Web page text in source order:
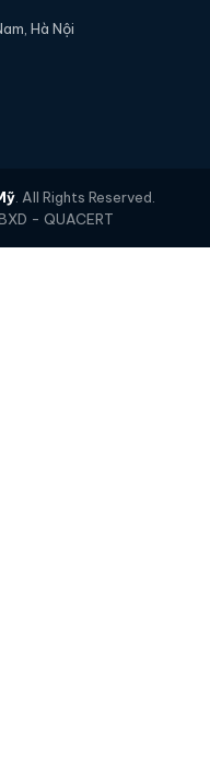
Hà Nội
. All Rights Reserved.
- QUACERT